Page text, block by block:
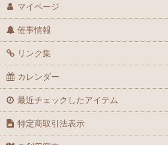
マイページ
催事情報
リンク集
カレンダー
最近チェックしたアイテム
特定商取引法表示